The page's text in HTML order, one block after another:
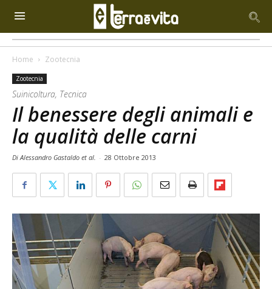
Home Zootecnia
Zootecnia
Suinicoltura, Tecnica
Il benessere degli animali e
la qualità delle carni
Di Alessandro Gastaldo et al. - 28 Ottobre 2013